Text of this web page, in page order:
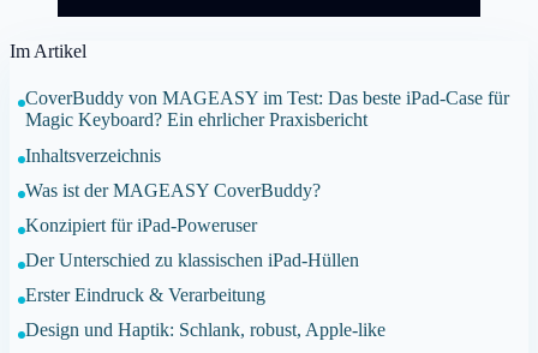
Im Artikel
CoverBuddy von MAGEASY im Test: Das beste iPad-Case für
Magic Keyboard? Ein ehrlicher Praxisbericht
Inhaltsverzeichnis
Was ist der MAGEASY CoverBuddy?
Konzipiert für iPad-Poweruser
Der Unterschied zu klassischen iPad-Hüllen
Erster Eindruck & Verarbeitung
Design und Haptik: Schlank, robust, Apple-like